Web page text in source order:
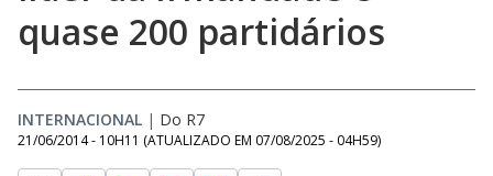
quase 200 partidários
INTERNACIONAL | Do R7
21/06/2014 - 10H11 (ATUALIZADO EM 07/08/2025 - 04H59)